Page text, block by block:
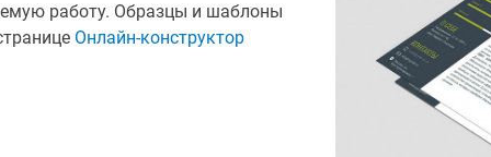
работу. Образцы и шаблоны
Онлайн-конструктор